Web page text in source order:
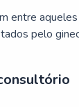
entre
pelo